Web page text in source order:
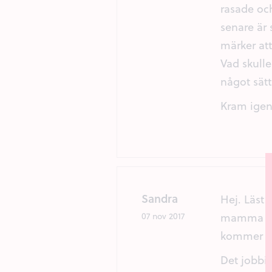
rasade
senare
märker
Vad
något
Kram
Sandra
07 nov 2017
Hej. Läst
mamma
kommer
Det